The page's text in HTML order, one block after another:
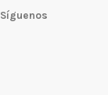
Síguenos